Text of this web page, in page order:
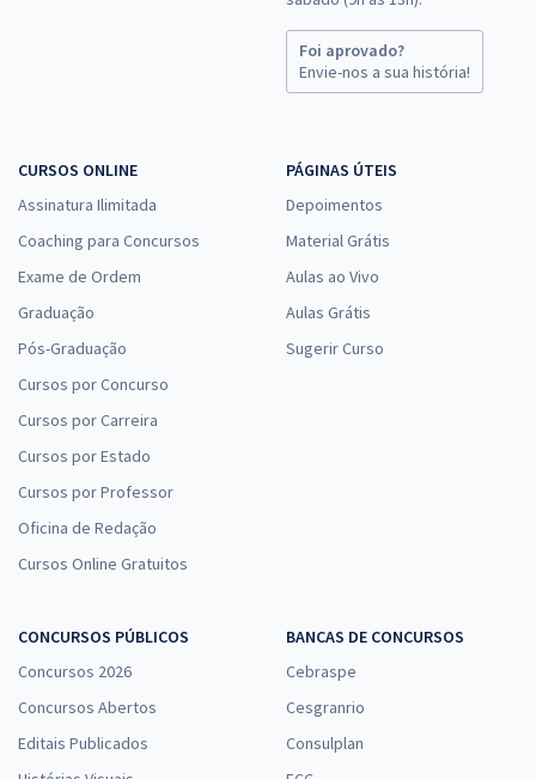
Foi aprovado?
Envie-nos a sua história!
CURSOS ONLINE
Assinatura Ilimitada
Coaching para Concursos
Exame de Ordem
Graduação
Pós-Graduação
Cursos por Concurso
Cursos por Carreira
Cursos por Estado
Cursos por Professor
Oficina de Redação
Cursos Online Gratuitos
PÁGINAS ÚTEIS
Depoimentos
Material Grátis
Aulas ao Vivo
Aulas Grátis
Sugerir Curso
CONCURSOS PÚBLICOS
Concursos 2026
Concursos Abertos
Editais Publicados
BANCAS DE CONCURSOS
Cebraspe
Cesgranrio
Consulplan